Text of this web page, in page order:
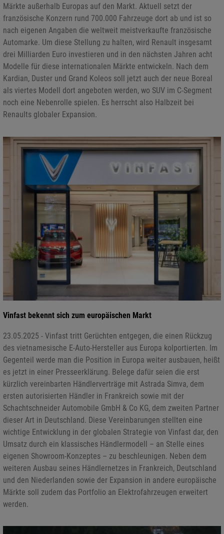
Märkte außerhalb Europas auf den Markt. Aktuell setzt der
französische Konzern rund 700.000 Fahrzeuge dort ab und ist so
nach eigenen Angaben die weltweit meistverkaufte französische
Automarke. Um diese Stellung zu halten, wird Renault insgesamt
drei Milliarden Euro investieren und in den nächsten Jahren acht
Modelle für diese internationalen Märkte entwickeln. Nach dem
Kardian, Duster und Grand Koleos soll jetzt auch der neue Boreal
als viertes Modell dort angeboten werden, wo SUV im C-Segment
noch eine Nebenrolle spielen. Es herrscht also Halbzeit bei
Renaults globaler Expansion.
Vinfast bekennt sich zum europäischen Markt
23.05.2025 - Vinfast tritt Gerüchten entgegen, die einen Rückzug
des vietnamesische E-Auto-Hersteller aus Europa kolportierten. Im
Gegenteil werde man die Position in Europa weiter ausbauen, heißt
es jetzt in einer Presseerklärung. Belege dafür seien die erst
kürzlich vereinbarten Händlerverträge mit Astrada Simva, dem
ersten autorisierten Händler in Frankreich sowie mit der
Schachtschneider Automobile GmbH & Co KG, dem zweiten Partner
dieser Art in Deutschland. Diese Vereinbarungen stellten eine
wichtige Entwicklung in der globalen Strategie von Vinfast dar, den
Umsatz durch ein klassisches Händlermodell – an Stelle eines
eigenen Showroom-Konzeptes – zu beschleunigen. Neben dem
weiteren Ausbau seines Händlernetzes in Frankreich, Deutschland
und den Niederlanden sowie der Expansion in andere europäische
Märkte soll zudem das Portfolio an Elektrofahrzeugen erweitert
werden.